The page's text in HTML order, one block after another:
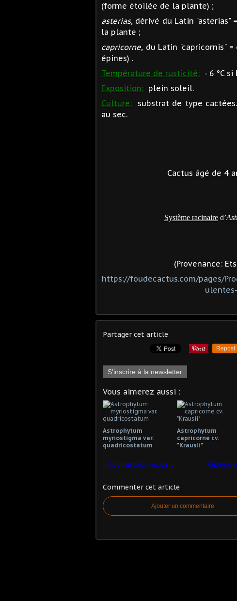
(forme étoilée de la plante) ;
asterias, dérivé du Latin "asterias"
la plante ;
capricorne, du Latin "capricornis"
épines) .
Température de rusticité: - 6 °C
Exposition: plein soleil.
Culture: substrat de type
au sec.
Cactus âgé de 4
Système racinaire d’
(Provenance:
https://foudecactus.com/pages/
Partager cet article
Repost
S'inscrire à la newsletter
Vous aimerez aussi :
Astrophytum
myriostigma var.
quadricostatum
Astrophytum
capricorne cv.
"Krausii"
Geohintonia mexicana
Commenter cet article
Ajouter un commentaire